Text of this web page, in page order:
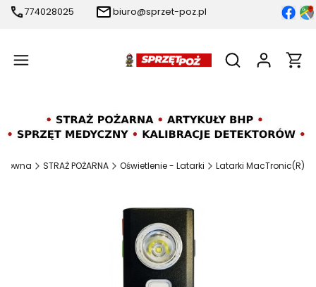
774028025 biuro@sprzet-poz.pl
Otwórz
STRAŻ POŻARNA Oświetlenie - Latarki Latarki MacTronic(R)